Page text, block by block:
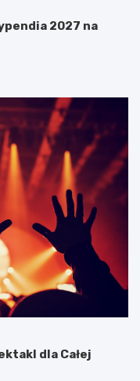
2027 na
dla Całej